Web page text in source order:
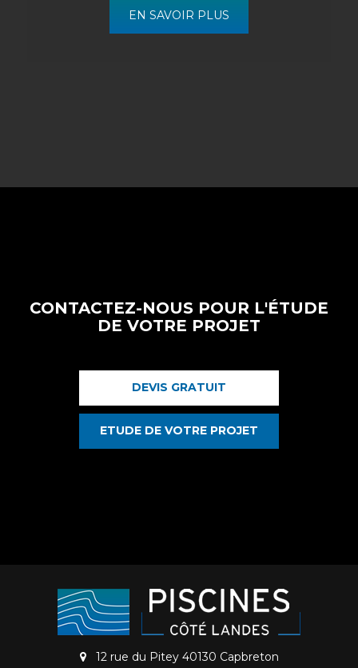
EN SAVOIR PLUS
CONTACTEZ-NOUS POUR L'ÉTUDE
DE VOTRE PROJET
DEVIS GRATUIT
ETUDE DE VOTRE PROJET
12 rue du Pitey 40130 Capbreton